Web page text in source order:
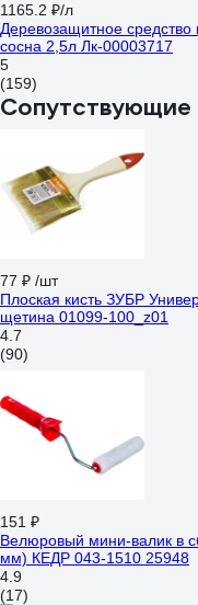
1165.2 ₽/л
Деревозащитное
сосна 2,5л Лк-00003717
5
(159)
Сопутствующие
77 ₽ /шт
Плоская кисть ЗУБР
щетина 01099-100_z01
4.7
(90)
151 ₽
Велюровый мини-валик в
мм) КЕДР 043-1510 25948
4.9
(17)